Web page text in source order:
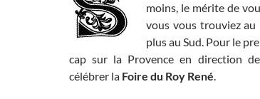
moins, le mérite de
vous vous trouviez au
plus au Sud. Pour le
cap sur la Provence en direction
célébrer la Foire du Roy René.